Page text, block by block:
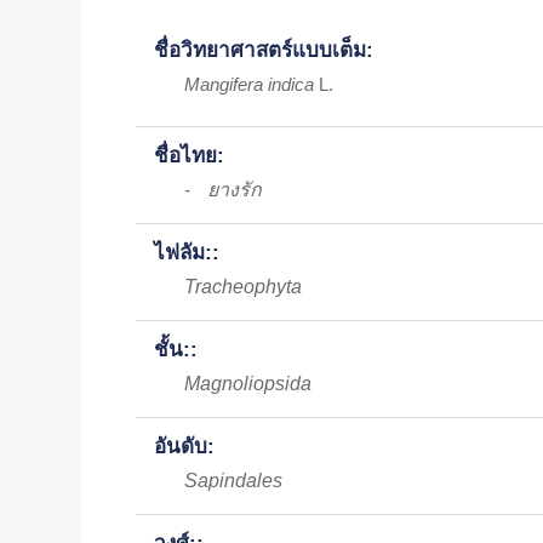
ชื่อวิทยาศาสตร์แบบเต็ม:
Mangifera indica L.
ชื่อไทย:
- ยางรัก
ไฟลัม::
Tracheophyta
ชั้น::
Magnoliopsida
อันดับ:
Sapindales